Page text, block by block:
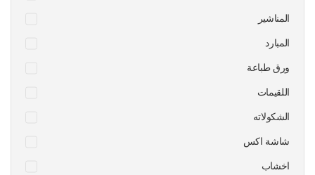
المناشير
المبارد
ورق طباعة
اللقيمات
الشكولاته
شاشة اكس
اخشاب